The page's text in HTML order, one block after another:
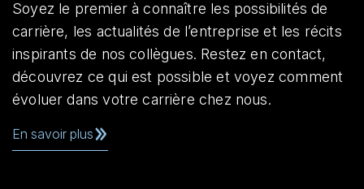
Soyez le premier à connaître les possibilités de
carrière, les actualités de l’entreprise et les récits
inspirants de nos collègues. Restez en contact,
découvrez ce qui est possible et voyez comment
évoluer dans votre carrière chez nous.
En savoir plus